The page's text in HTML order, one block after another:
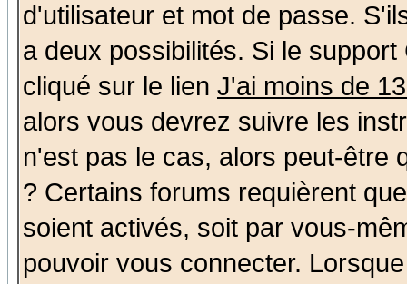
d'utilisateur et mot de passe.
a deux possibilités. Si le
cliqué sur le lien J'ai moins de
alors vous devrez suivre les
n'est pas le cas, alors peut-être
? Certains forums requièrent
soient activés, soit par vous-
pouvoir vous connecter.